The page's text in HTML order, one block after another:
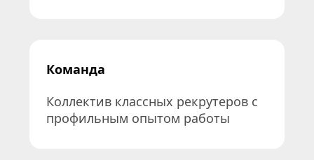
Команда
Коллектив классных рекрутеров с
профильным опытом работы